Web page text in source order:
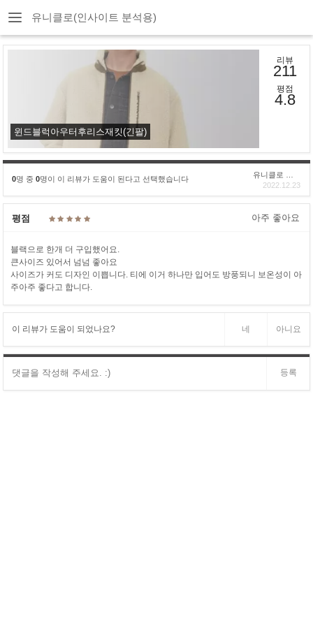
유니클로(인사이트 분석용)
윈드블럭아우터후리스재킷(긴팔)
리뷰
211
평점
4.8
0명 중 0명이 이 리뷰가 도움이 된다고 선택했습니다
2022.12.23
평점 아주 좋아요
블랙으로 한개 더 구입했어요.
큰사이즈 있어서 넘넘 좋아요
사이즈가 커도 디자인 이쁩니다. 티에 이거 하나만 입어도 방풍되니 보온성이 아
주아주 좋다고 합니다.
이 리뷰가 도움이 되었나요? 네 아니요
등록